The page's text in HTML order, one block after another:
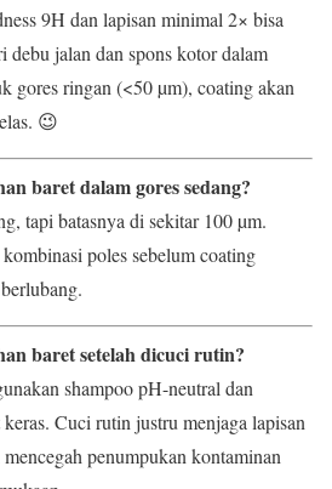
9H dan lapisan minimal 2× bisa
debu jalan dan spons kotor dalam
gores ringan (<50 µm), coating akan
😉
baret dalam gores sedang?
tapi batasnya di sekitar 100 µm.
poles sebelum coating
baret setelah dicuci rutin?
shampoo pH-neutral dan
Cuci rutin justru menjaga lapisan
penumpukan kontaminan